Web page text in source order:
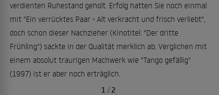
verdienten Ruhestand geholt. Erfolg hatten Sie noch einmal
mit "Ein verrücktes Paar - Alt verkracht und frisch verliebt",
doch schon dieser Nachzieher (Kinotitel: "Der dritte
Frühling") sackte in der Qualität merklich ab. Verglichen mit
einem absolut traurigen Machwerk wie "Tango gefällig"
(1997) ist er aber noch erträglich.
1 / 2